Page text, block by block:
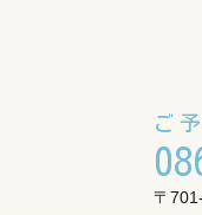
ご
〒